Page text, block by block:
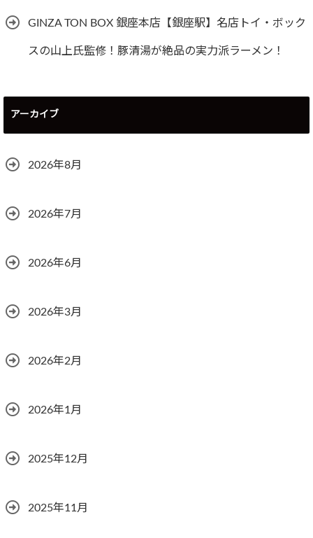
GINZA TON BOX 銀座本店【銀座駅】名店トイ・ボック
スの山上氏監修！豚清湯が絶品の実力派ラーメン！
アーカイブ
2026年8月
2026年7月
2026年6月
2026年3月
2026年2月
2026年1月
2025年12月
2025年11月